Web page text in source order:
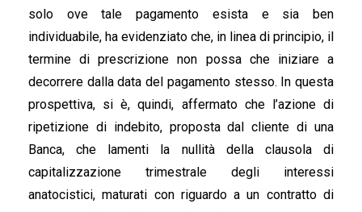
solo ove tale pagamento esista e sia ben
individuabile, ha evidenziato che, in linea di principio, il
termine di prescrizione non possa che iniziare a
decorrere dalla data del pagamento stesso. In questa
prospettiva, si è, quindi, affermato che l’azione di
ripetizione di indebito, proposta dal cliente di una
Banca, che lamenti la nullità della clausola di
capitalizzazione trimestrale degli interessi
anatocistici, maturati con riguardo a un contratto di